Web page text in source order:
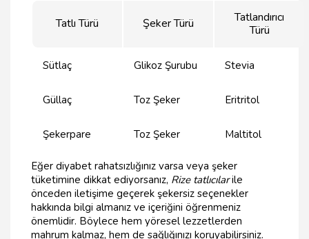
Tatlı Türü Şeker Türü
Tatlandırıcı
Türü
Sütlaç Glikoz Şurubu Stevia
Güllaç Toz Şeker Eritritol
Şekerpare Toz Şeker Maltitol
Eğer diyabet rahatsızlığınız varsa veya şeker
tüketimine dikkat ediyorsanız, Rize tatlıcılarile
önceden iletişime geçerek şekersiz seçenekler
hakkında bilgi almanız ve içeriğini öğrenmeniz
önemlidir. Böylece hem yöresel lezzetlerden
mahrum kalmaz, hem de sağlığınızı koruyabilirsiniz.